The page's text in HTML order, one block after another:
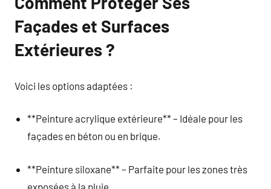
Façades et Surfaces
Extérieures ?
Voici les options adaptées :
**Peinture acrylique extérieure** – Idéale pour les
façades en béton ou en brique.
**Peinture siloxane** – Parfaite pour les zones très
exposées à la pluie.